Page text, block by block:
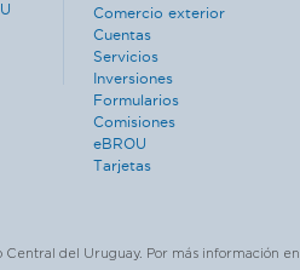
Comercio exterior
Cuentas
Servicios
Inversiones
Formularios
Comisiones
eBROU
Tarjetas
Central del Uruguay. Por más información en